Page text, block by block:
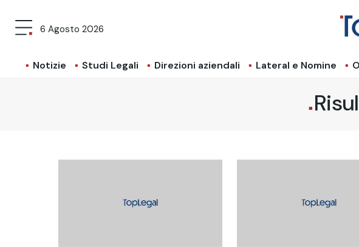
6 Agosto 2026
Notizie Studi Legali Direzioni aziendali Lateral e Nomine